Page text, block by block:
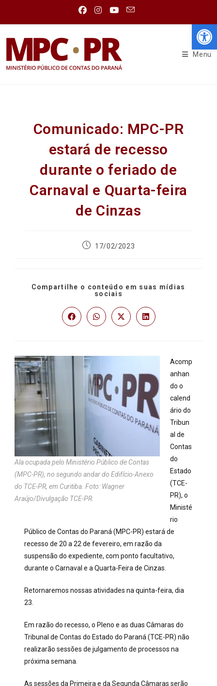
Menu
Comunicado: MPC-PR
estará de recesso
durante o feriado de
Carnaval e Quarta-feira
de Cinzas
17/02/2023
Compartilhe o conteúdo em suas mídias
sociais
Ala ocupada pelo Ministério Público de Contas
(MPC-PR), no segundo andar do Edifício-Anexo
do TCE-PR, em Curitiba. Foto: Wagner
Araújo/Divulgação TCE-PR.
Acomp
anhan
do o
calend
ário do
Tribun
al de
Contas
do
Estado
(TCE-
PR), o
Ministé
rio
Público de Contas do Paraná (MPC-PR) estará de
recesso de 20 a 22 de fevereiro, em razão da
suspensão do expediente, com ponto facultativo,
durante o Carnaval e a Quarta-Feira de Cinzas.
Retornaremos nossas atividades na quinta-feira, dia
23.
Em razão do recesso, o Pleno e as duas Câmaras do
Tribunal de Contas do Estado do Paraná (TCE-PR) não
realizarão sessões de julgamento de processos na
próxima semana.
As sessões da Primeira e da Segunda Câmaras serão